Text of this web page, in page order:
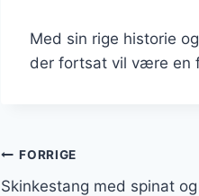
Med sin rige historie
der fortsat vil være en
FORRIGE
Skinkestang med spinat